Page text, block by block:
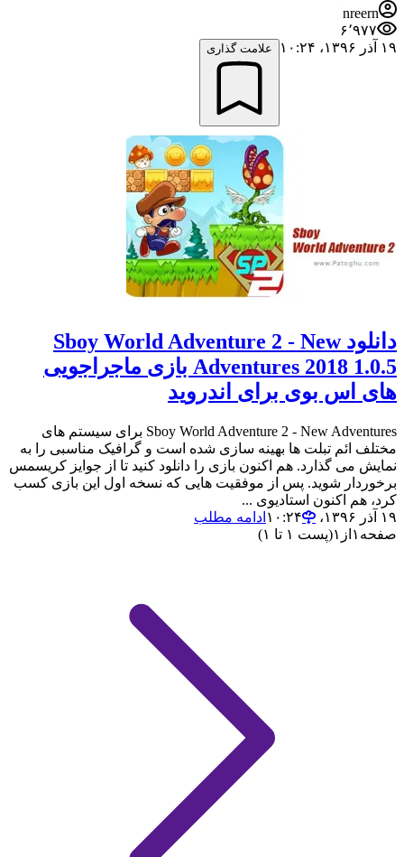
nreern
۶٬۹۷۷
۱۹ آذر ۱۳۹۶،‏ ۱۰:۲۴
علامت گذاری
دانلود Sboy World Adventure 2 - New
Adventures 2018 1.0.5 بازی ماجراجویی
های اس بوی برای اندروید
Sboy World Adventure 2 - New Adventures برای سیستم های
مختلف ائم تبلت ها بهینه سازی شده است و گرافیک مناسبی را به
نمایش می گذارد. هم اکنون بازی را دانلود کنید تا از جوایز کریسمس
برخوردار شوید. پس از موفقیت هایی که نسخه اول این بازی کسب
کرد، هم اکنون استادیوی ...
۱۹ آذر ۱۳۹۶،‏ ۱۰:۲۴
ادامه مطلب
صفحه ۱ از ۱(پست ۱ تا ۱)